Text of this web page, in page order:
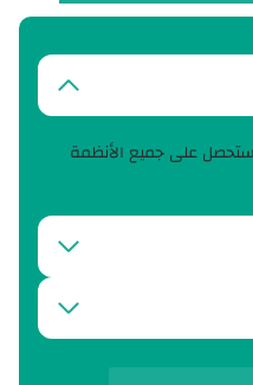
ستحصل على جميع الأنظمة